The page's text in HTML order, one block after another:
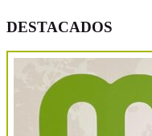
DESTACADOS